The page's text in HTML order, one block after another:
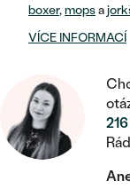
RUČNĚ
S VÝPLNÍ
SVATEBNÍ
DLE CENY
ZAČÍT S
DLE
DIAMANT
DĚTSKÉ
DOPLŇKY
DLE MATERIÁLU
DĚTSKÉ
DLE KAMENE
S
VE TVARU
SE ZVÍŘATY
STATEMENT
PEČETNÍ
DLE
boxer,mopsa
VÍCE INFORMACÍ